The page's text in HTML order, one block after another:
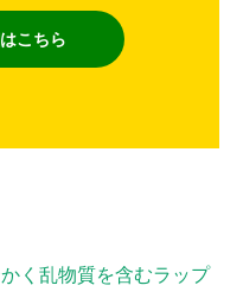
こちら
く乱物質を含むラップ